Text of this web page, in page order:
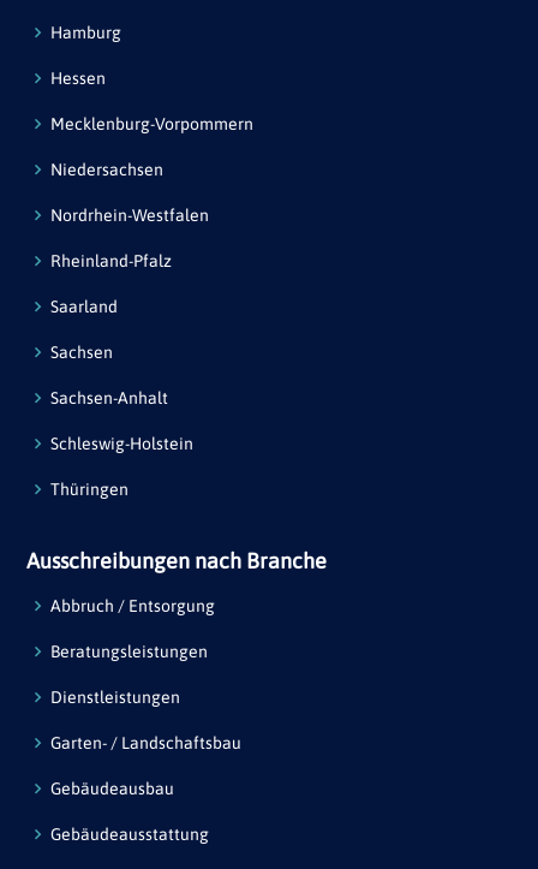
Hamburg
Hessen
Mecklenburg-Vorpommern
Niedersachsen
Nordrhein-Westfalen
Rheinland-Pfalz
Saarland
Sachsen
Sachsen-Anhalt
Schleswig-Holstein
Thüringen
Ausschreibungen nach Branche
Abbruch / Entsorgung
Beratungsleistungen
Dienstleistungen
Garten- / Landschaftsbau
Gebäudeausbau
Gebäudeausstattung